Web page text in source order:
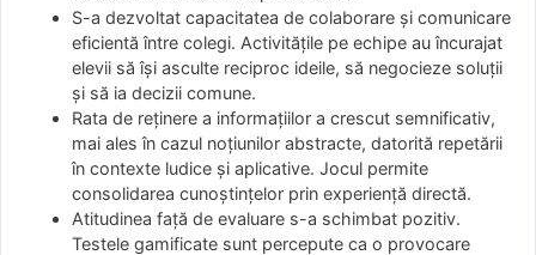
S-a dezvoltat capacitatea de colaborare și comunicare
eficientă între colegi. Activitățile pe echipe au încurajat
elevii să își asculte reciproc ideile, să negocieze soluții
și să ia decizii comune.
Rata de reținere a informațiilor a crescut semnificativ,
mai ales în cazul noțiunilor abstracte, datorită repetării
în contexte ludice și aplicative. Jocul permite
consolidarea cunoștințelor prin experiență directă.
Atitudinea față de evaluare s-a schimbat pozitiv.
Testele gamificate sunt percepute ca o provocare